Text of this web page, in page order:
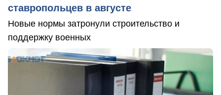
ставропольцев в августе
Новые нормы затронули строительство и
поддержку военных